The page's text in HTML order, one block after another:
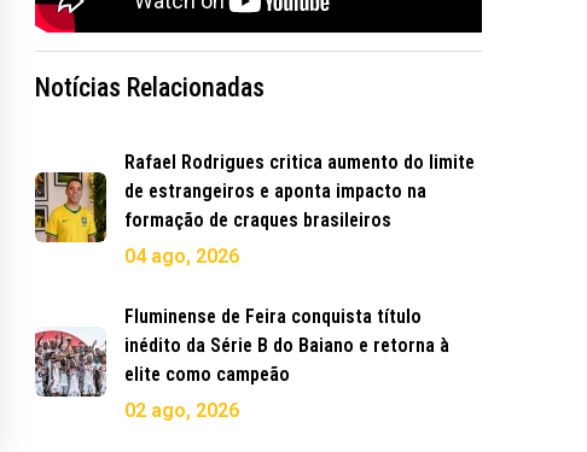
Notícias Relacionadas
Rafael Rodrigues critica aumento do limite
de estrangeiros e aponta impacto na
formação de craques brasileiros
04 ago, 2026
Fluminense de Feira conquista título
inédito da Série B do Baiano e retorna à
elite como campeão
02 ago, 2026